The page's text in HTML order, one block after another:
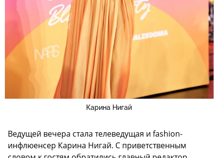
Карина Нигай
Ведущей вечера стала телеведущая и fashion-
инфлюенсер Карина Нигай. С приветственным